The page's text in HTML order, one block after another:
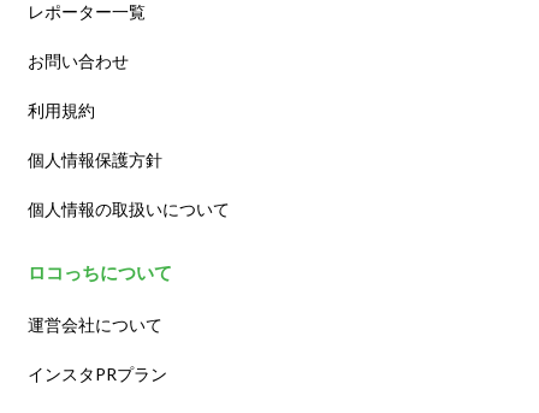
レポーター一覧
お問い合わせ
利用規約
個人情報保護方針
個人情報の取扱いについて
ロコっちについて
運営会社について
インスタPRプラン